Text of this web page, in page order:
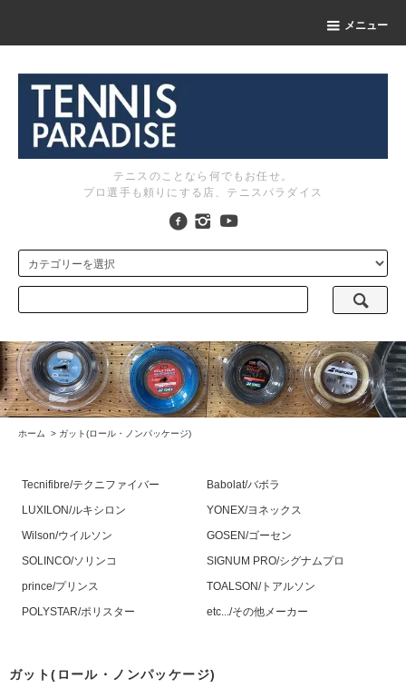
メニュー
テニスのことなら何でもお任せ。
プロ選手も頼りにする店、テニスパラダイス
ホーム > ガット(ロール・ノンパッケージ)
Tecnifibre/テクニファイバー
Babolat/バボラ
LUXILON/ルキシロン
YONEX/ヨネックス
Wilson/ウイルソン
GOSEN/ゴーセン
SOLINCO/ソリンコ
SIGNUM PRO/シグナムプロ
prince/プリンス
TOALSON/トアルソン
POLYSTAR/ポリスター
etc.../その他メーカー
ガット(ロール・ノンパッケージ)